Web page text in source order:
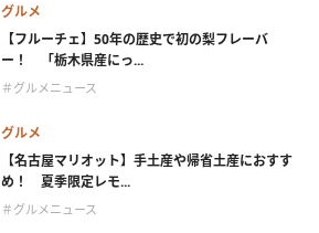
グルメ
【フルーチェ】50年の歴史で初の梨フレーバ
ー！ 「栃木県産にっ...
＃グルメニュース
グルメ
【名古屋マリオット】手土産や帰省土産におすす
め！ 夏季限定レモ...
＃グルメニュース